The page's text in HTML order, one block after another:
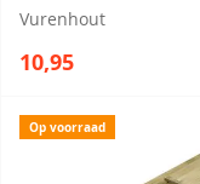
Vurenhout
10,95
Op voorraad